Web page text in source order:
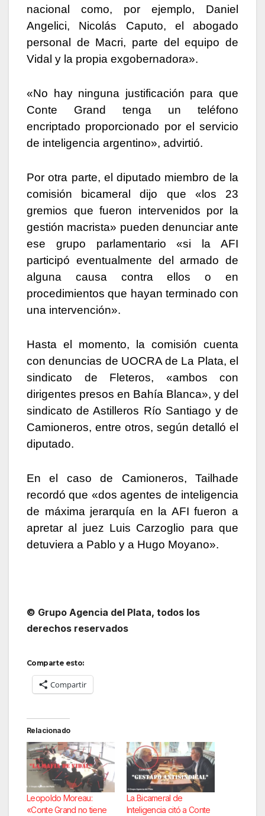
nacional como, por ejemplo, Daniel
Angelici, Nicolás Caputo, el abogado
personal de Macri, parte del equipo de
Vidal y la propia exgobernadora».
«No hay ninguna justificación para que
Conte Grand tenga un teléfono
encriptado proporcionado por el servicio
de inteligencia argentino», advirtió.
Por otra parte, el diputado miembro de la
comisión bicameral dijo que «los 23
gremios que fueron intervenidos por la
gestión macrista» pueden denunciar ante
ese grupo parlamentario «si la AFI
participó eventualmente del armado de
alguna causa contra ellos o en
procedimientos que hayan terminado con
una intervención».
Hasta el momento, la comisión cuenta
con denuncias de UOCRA de La Plata, el
sindicato de Fleteros, «ambos con
dirigentes presos en Bahía Blanca», y del
sindicato de Astilleros Río Santiago y de
Camioneros, entre otros, según detalló el
diputado.
En el caso de Camioneros, Tailhade
recordó que «dos agentes de inteligencia
de máxima jerarquía en la AFI fueron a
apretar al juez Luis Carzoglio para que
detuviera a Pablo y a Hugo Moyano».
© Grupo Agencia del Plata, todos los
derechos reservados
Comparte esto:
Compartir
Relacionado
Leopoldo Moreau:
«Conte Grand no tiene
La Bicameral de
Inteligencia citó a Conte